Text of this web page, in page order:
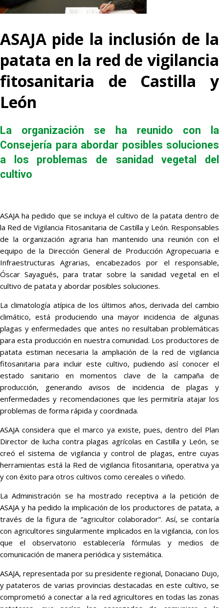
ASAJA pide la inclusión de la
patata en la red de vigilancia
fitosanitaria de Castilla y
León
La organización se ha reunido con la
Consejería para abordar posibles soluciones
a los problemas de sanidad vegetal del
cultivo
ASAJA ha pedido que se incluya el cultivo de la patata dentro de
la Red de Vigilancia Fitosanitaria de Castilla y León. Responsables
de la organización agraria han mantenido una reunión con el
equipo de la Dirección General de Producción Agropecuaria e
Infraestructuras Agrarias, encabezados por el responsable,
Óscar Sayagués, para tratar sobre la sanidad vegetal en el
cultivo de patata y abordar posibles soluciones.
La climatología atípica de los últimos años, derivada del cambio
climático, está produciendo una mayor incidencia de algunas
plagas y enfermedades que antes no resultaban problemáticas
para esta producción en nuestra comunidad. Los productores de
patata estiman necesaria la ampliación de la red de vigilancia
fitosanitaria para incluir este cultivo, pudiendo así conocer el
estado sanitario en momentos clave de la campaña de
producción, generando avisos de incidencia de plagas y
enfermedades y recomendaciones que les permitiría atajar los
problemas de forma rápida y coordinada.
ASAJA considera que el marco ya existe, pues, dentro del Plan
Director de lucha contra plagas agrícolas en Castilla y León, se
creó el sistema de vigilancia y control de plagas, entre cuyas
herramientas está la Red de vigilancia fitosanitaria, operativa ya
y con éxito para otros cultivos como cereales o viñedo.
La Administración se ha mostrado receptiva a la petición de
ASAJA y ha pedido la implicación de los productores de patata, a
través de la figura de “agricultor colaborador”. Así, se contaría
con agricultores singularmente implicados en la vigilancia, con los
que el observatorio establecería fórmulas y medios de
comunicación de manera periódica y sistemática.
ASAJA, representada por su presidente regional, Donaciano Dujo,
y patateros de varias provincias destacadas en este cultivo, se
comprometió a conectar a la red agricultores en todas las zonas